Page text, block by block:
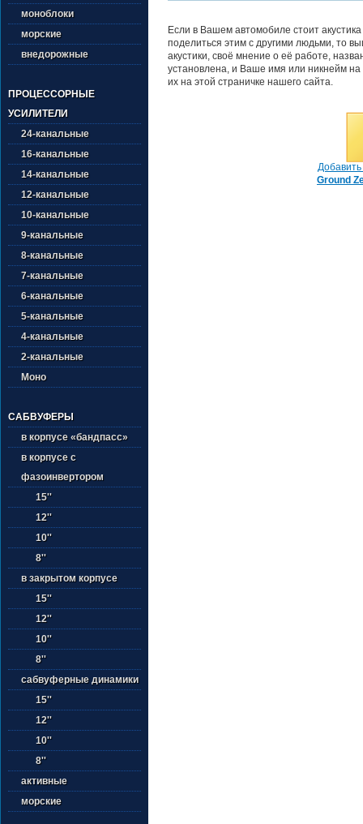
моноблоки
морские
внедорожные
ПРОЦЕССОРНЫЕ
УСИЛИТЕЛИ
24-канальные
16-канальные
14-канальные
12-канальные
10-канальные
9-канальные
8-канальные
7-канальные
6-канальные
5-канальные
4-канальные
2-канальные
Моно
САБВУФЕРЫ
в корпусе «бандпасс»
в корпусе с
фазоинвертором
15''
12''
10''
8''
в закрытом корпусе
15''
12''
10''
8''
сабвуферные динамики
15''
12''
10''
8''
активные
морские
Если в Вашем автомобиле стоит
поделиться этим с другими людьми, то
акустики, своё мнение о её работе,
установлена, и Ваше имя или никнейм
их на этой страничке нашего сайта.
Ground